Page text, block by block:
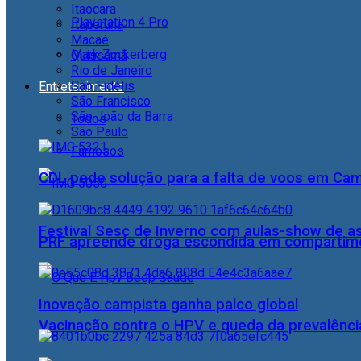
Playstation 4 Pro
Mark Zuckerberg
Entretenimento
Todos
Famosos
Festival Sesc de Inverno com aulas-show de
Vacinação contra o HPV e queda da
Itaocara
Itaperuna
Macaé
Quissamã
Rio de Janeiro
São Fidélis
São Francisco
São João da Barra
São Paulo
CDL pede solução para a falta de voos em
PRF apreende droga escondida em
Inovação campista ganha palco global